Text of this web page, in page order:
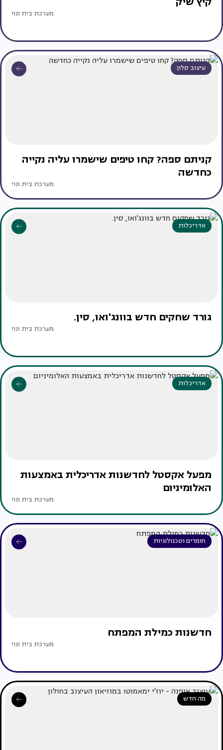
מערכת בית ונוי
עיצוב סלון
קניתם ספה? קחו טיפים שישמרו עליה נקייה
כחדשה
מערכת בית ונוי
אדריכלות
גורד שחקים חדש בוונג'ואו, סין.
מערכת בית ונוי
אדריכלות
מפעל אקסטל לחדשנות אדריכלית באמצעות
האלומיניום
מערכת בית ונוי
חומרים וטכנולוגיות
חדשנות כמילת המפתח
מערכת בית ונוי
מה חדש